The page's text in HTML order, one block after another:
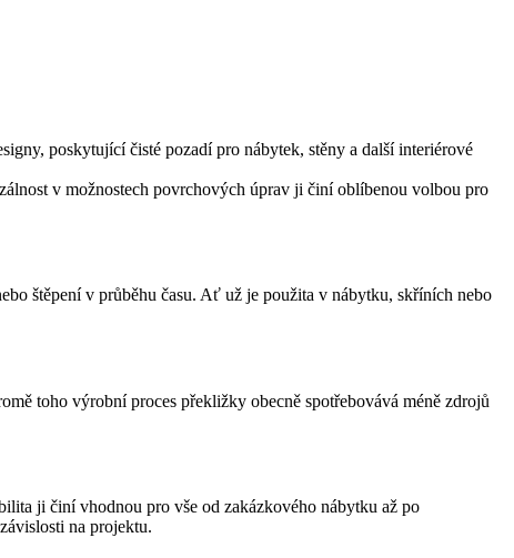
poskytující čisté pozadí pro nábytek, stěny a další interiérové
v možnostech povrchových úprav ji činí oblíbenou volbou pro
štěpení v průběhu času. Ať už je použita v nábytku, skříních nebo
toho výrobní proces překližky obecně spotřebovává méně zdrojů
ji činí vhodnou pro vše od zakázkového nábytku až po
na projektu.